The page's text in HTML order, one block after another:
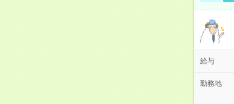
給与
勤務地